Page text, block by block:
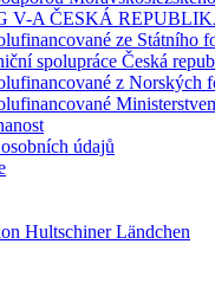
V-A ČESKÁ
ze Státního
spolupráce Česká
z Norských
údajů
Hultschiner Ländchen